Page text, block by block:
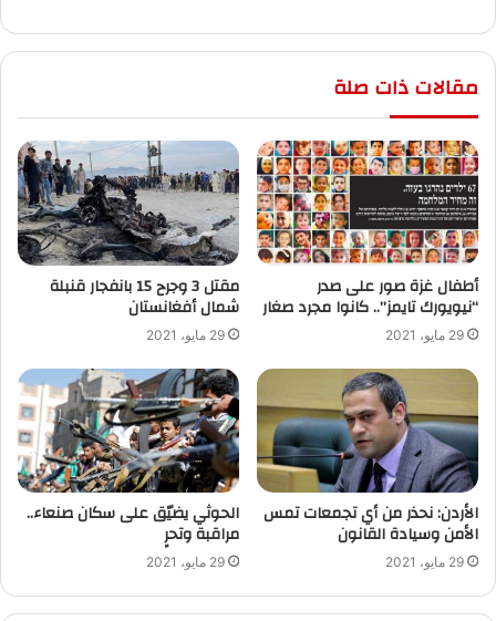
مقالات ذات صلة
أطفال غزة صور على صدر
“نيويورك تايمز”.. كانوا مجرد صغار
29 مايو، 2021
‬شمال أفغانستان
29 مايو، 2021
الأردن: نحذر من أي تجمعات تمس
الأمن وسيادة القانون
29 مايو، 2021
الحوثي يضيّق على سكان صنعاء..
مراقبة وتحرٍ
29 مايو، 2021